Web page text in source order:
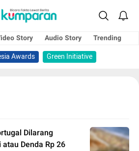
Story Audio Story
Trending
Awards
Green Initiative
Dilarang
Denda Rp 26